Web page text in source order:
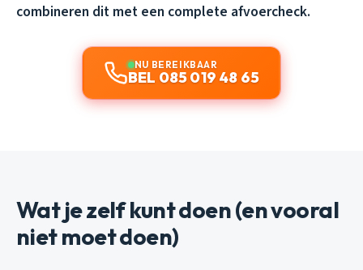
combineren dit met een complete afvoercheck.
NU BEREIKBAAR
BEL 085 019 48 65
Wat je zelf kunt doen (en vooral
niet moet doen)